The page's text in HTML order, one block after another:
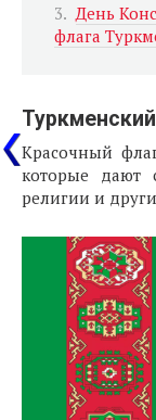
День
флага
Красочный
которые дают
религии и